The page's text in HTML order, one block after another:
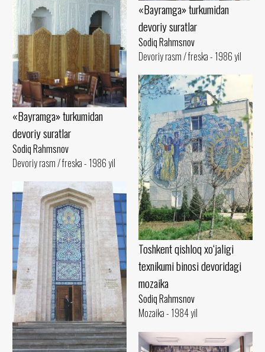
«Bayramga» turkumidan
devoriy suratlar
Sodiq Rahmsnov
Devoriy rasm / freska - 1986 yil
«Bayramga» turkumidan
devoriy suratlar
Sodiq Rahmsnov
Devoriy rasm / freska - 1986 yil
Toshkent qishloq xo‘jaligi
texnikumi binosi devoridagi
mozaika
Sodiq Rahmsnov
Mozaika - 1984 yil